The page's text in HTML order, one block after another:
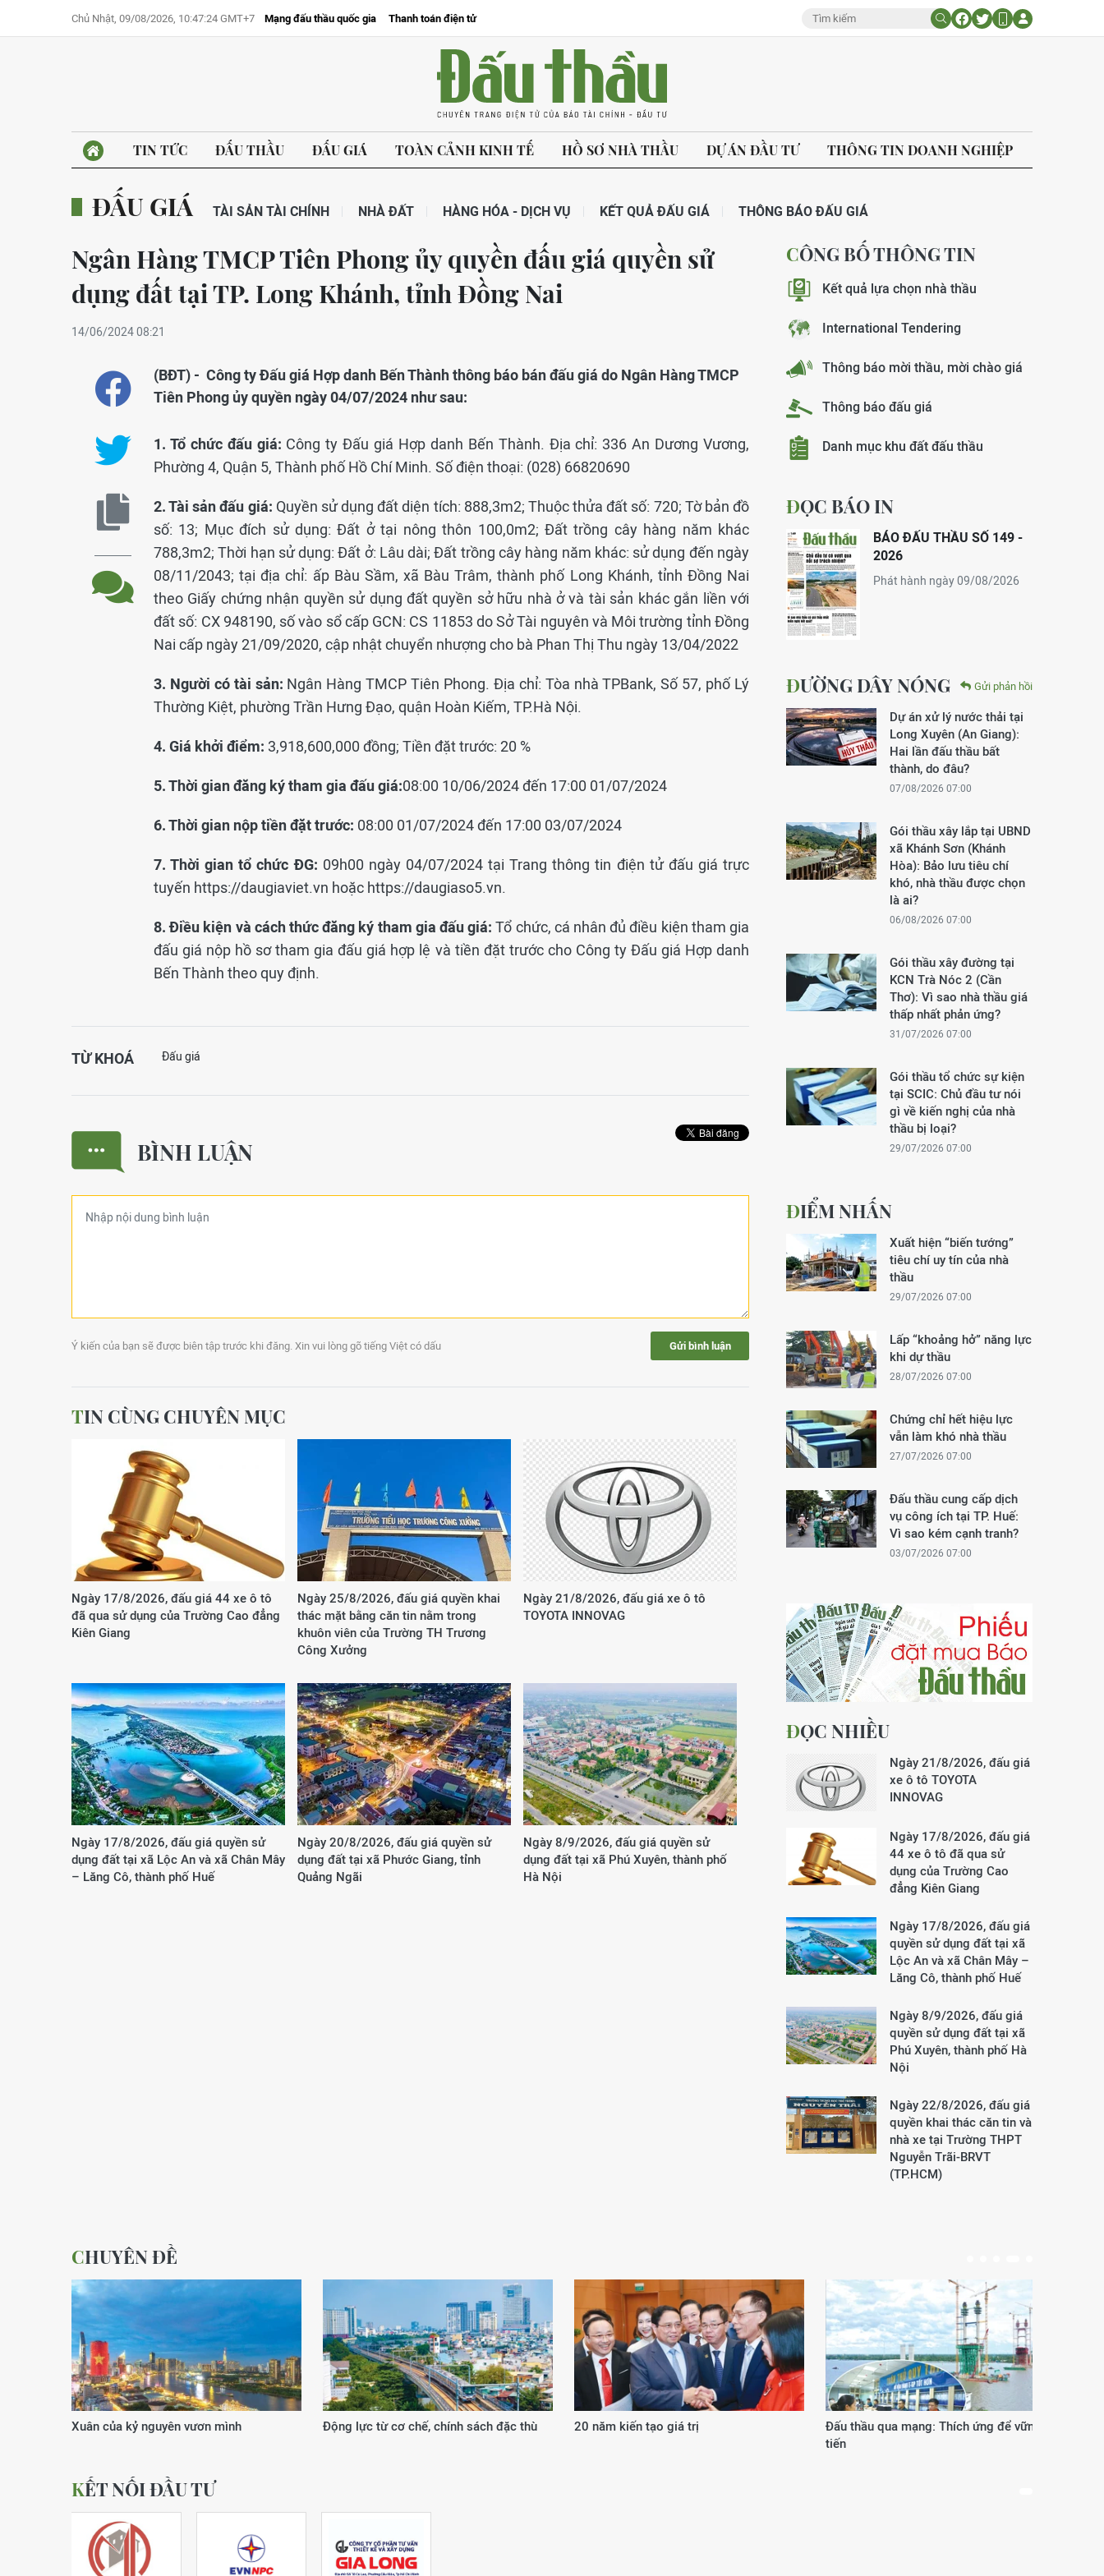
Chủ Nhật, 09/08/2026, 10:47:24 GMT+7 Mạng đấu thầu quốc gia Thanh toán điện tử
TIN TỨC ĐẤU THẦU ĐẤU GIÁ TOÀN CẢNH KINH TẾ HỒ SƠ NHÀ THẦU DỰ ÁN ĐẦU TƯ THÔNG TIN DOANH NGHIỆP
ĐẤU GIÁ TÀI SẢN TÀI CHÍNH NHÀ ĐẤT HÀNG HÓA - DỊCH VỤ KẾT QUẢ ĐẤU GIÁ THÔNG BÁO ĐẤU GIÁ
Ngân Hàng TMCP Tiên Phong ủy quyền đấu giá quyền sử
dụng đất tại TP. Long Khánh, tỉnh Đồng Nai
14/06/2024 08:21
(BĐT) - Công ty Đấu giá Hợp danh Bến Thành thông báo bán đấu giá do Ngân Hàng TMCP
Tiên Phong ủy quyền ngày 04/07/2024 như sau:
1. Tổ chức đấu giá: Công ty Đấu giá Hợp danh Bến Thành. Địa chỉ: 336 An Dương Vương,
Phường 4, Quận 5, Thành phố Hồ Chí Minh. Số điện thoại: (028) 66820690
2. Tài sản đấu giá: Quyền sử dụng đất diện tích: 888,3m2; Thuộc thửa đất số: 720; Tờ bản đồ
số: 13; Mục đích sử dụng: Đất ở tại nông thôn 100,0m2; Đất trồng cây hàng năm khác
788,3m2; Thời hạn sử dụng: Đất ở: Lâu dài; Đất trồng cây hàng năm khác: sử dụng đến ngày
08/11/2043; tại địa chỉ: ấp Bàu Sầm, xã Bàu Trâm, thành phố Long Khánh, tỉnh Đồng Nai
theo Giấy chứng nhận quyền sử dụng đất quyền sở hữu nhà ở và tài sản khác gắn liền với
đất số: CX 948190, số vào sổ cấp GCN: CS 11853 do Sở Tài nguyên và Môi trường tỉnh Đồng
Nai cấp ngày 21/09/2020, cập nhật chuyển nhượng cho bà Phan Thị Thu ngày 13/04/2022
3. Người có tài sản: Ngân Hàng TMCP Tiên Phong. Địa chỉ: Tòa nhà TPBank, Số 57, phố Lý
Thường Kiệt, phường Trần Hưng Đạo, quận Hoàn Kiếm, TP.Hà Nội.
4. Giá khởi điểm: 3,918,600,000 đồng; Tiền đặt trước: 20 %
5. Thời gian đăng ký tham gia đấu giá:08:00 10/06/2024 đến 17:00 01/07/2024
6. Thời gian nộp tiền đặt trước: 08:00 01/07/2024 đến 17:00 03/07/2024
7. Thời gian tổ chức ĐG: 09h00 ngày 04/07/2024 tại Trang thông tin điện tử đấu giá trực
tuyến https://daugiaviet.vn hoặc https://daugiaso5.vn.
8. Điều kiện và cách thức đăng ký tham gia đấu giá: Tổ chức, cá nhân đủ điều kiện tham gia
đấu giá nộp hồ sơ tham gia đấu giá hợp lệ và tiền đặt trước cho Công ty Đấu giá Hợp danh
Bến Thành theo quy định.
TỪ KHOÁ Đấu giá
BÌNH LUẬN
Ý kiến của bạn sẽ được biên tập trước khi đăng. Xin vui lòng gõ tiếng Việt có dấu Gửi bình luận
TIN CÙNG CHUYÊN MỤC
Ngày 17/8/2026, đấu giá 44 xe ô tô
đã qua sử dụng của Trường Cao đẳng
Kiên Giang
Ngày 25/8/2026, đấu giá quyền khai
thác mặt bằng căn tin nằm trong
khuôn viên của Trường TH Trương
Công Xưởng
Ngày 21/8/2026, đấu giá xe ô tô
TOYOTA INNOVAG
Ngày 17/8/2026, đấu giá quyền sử
dụng đất tại xã Lộc An và xã Chân Mây
– Lăng Cô, thành phố Huế
Ngày 20/8/2026, đấu giá quyền sử
dụng đất tại xã Phước Giang, tỉnh
Quảng Ngãi
Ngày 8/9/2026, đấu giá quyền sử
dụng đất tại xã Phú Xuyên, thành phố
Hà Nội
CÔNG BỐ THÔNG TIN
Kết quả lựa chọn nhà thầu
International Tendering
Thông báo mời thầu, mời chào giá
Thông báo đấu giá
Danh mục khu đất đấu thầu
ĐỌC BÁO IN
BÁO ĐẤU THẦU SỐ 149 -
2026
Phát hành ngày 09/08/2026
ĐƯỜNG DÂY NÓNG Gửi phản hồi
Dự án xử lý nước thải tại
Long Xuyên (An Giang):
Hai lần đấu thầu bất
thành, do đâu?
07/08/2026 07:00
Gói thầu xây lắp tại UBND
xã Khánh Sơn (Khánh
Hòa): Bảo lưu tiêu chí
khó, nhà thầu được chọn
là ai?
06/08/2026 07:00
Gói thầu xây đường tại
KCN Trà Nóc 2 (Cần
Thơ): Vì sao nhà thầu giá
thấp nhất phản ứng?
31/07/2026 07:00
Gói thầu tổ chức sự kiện
tại SCIC: Chủ đầu tư nói
gì về kiến nghị của nhà
thầu bị loại?
29/07/2026 07:00
ĐIỂM NHẤN
Xuất hiện “biến tướng”
tiêu chí uy tín của nhà
thầu
29/07/2026 07:00
Lấp “khoảng hở” năng lực
khi dự thầu
28/07/2026 07:00
Chứng chỉ hết hiệu lực
vẫn làm khó nhà thầu
27/07/2026 07:00
Đấu thầu cung cấp dịch
vụ công ích tại TP. Huế:
Vì sao kém cạnh tranh?
03/07/2026 07:00
ĐỌC NHIỀU
Ngày 21/8/2026, đấu giá
xe ô tô TOYOTA
INNOVAG
Ngày 17/8/2026, đấu giá
44 xe ô tô đã qua sử
dụng của Trường Cao
đẳng Kiên Giang
Ngày 17/8/2026, đấu giá
quyền sử dụng đất tại xã
Lộc An và xã Chân Mây –
Lăng Cô, thành phố Huế
Ngày 8/9/2026, đấu giá
quyền sử dụng đất tại xã
Phú Xuyên, thành phố Hà
Nội
Ngày 22/8/2026, đấu giá
quyền khai thác căn tin và
nhà xe tại Trường THPT
Nguyễn Trãi-BRVT
(TP.HCM)
CHUYÊN ĐỀ
Xuân của kỷ nguyên vươn mình Động lực từ cơ chế, chính sách đặc thù 20 năm kiến tạo giá trị
Đấu thầu qua mạng: Thích ứng để vững
tiến
KẾT NỐI ĐẦU TƯ